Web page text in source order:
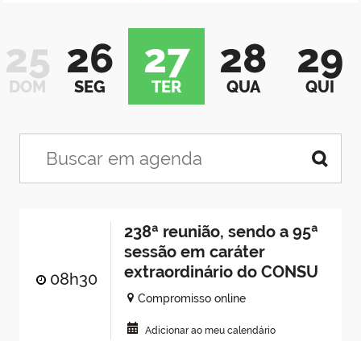
25
DOM
26
SEG
27
TER
28
QUA
29
QUI
08h30
238ª reunião, sendo a 95ª
sessão em caráter
extraordinário do CONSU
Compromisso online
Adicionar ao meu calendário